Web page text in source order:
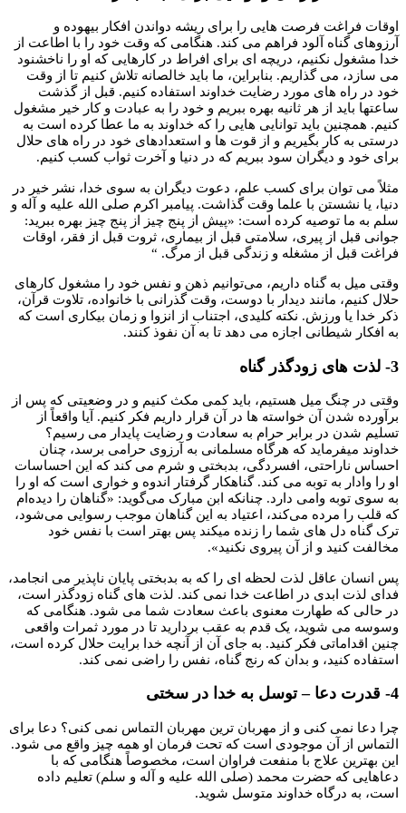
اوقات فراغت فرصت هایی را برای ریشه دواندن افکار بیهوده و
آرزوهای گناه آلود فراهم می کند. هنگامی که وقت خود را با اطاعت از
خدا مشغول نکنیم، دریچه ای برای افراط در کارهایی که او را ناخشنود
می سازد، می گذاریم. بنابراین، ما باید خالصانه تلاش کنیم تا از وقت
خود در راه های مورد رضایت خداوند استفاده کنیم. قبل از گذشت
ساعتها باید از هر ثانیه بهره ببریم و خود را به عبادت و کار خیر مشغول
کنیم. همچنین باید توانایی هایی را که خداوند به ما عطا کرده است به
درستی به کار بگیریم و از قوت ها و استعدادهای خود در راه های حلال
برای خود و دیگران سود ببریم که در دنیا و آخرت ثواب کسب کنیم.
مثلاً می توان برای کسب علم، دعوت دیگران به سوی خدا، نشر خیر در
دنیا، یا نشستن با علما وقت گذاشت. پیامبر اکرم صلی الله علیه و آله و
سلم به ما توصیه کرده است: «پیش از پنج چیز از پنج چیز بهره ببرید:
جوانی قبل از پیری، سلامتی قبل از بیماری، ثروت قبل از فقر، اوقات
فراغت قبل از مشغله و زندگی قبل از مرگ. “
وقتی میل به گناه داریم، می‌توانیم ذهن و نفس خود را مشغول کارهای
حلال کنیم، مانند دیدار با دوست، وقت گذرانی با خانواده، تلاوت قرآن،
ذکر خدا یا ورزش. نکته کلیدی، اجتناب از انزوا و زمان بیکاری است که
به افکار شیطانی اجازه می دهد تا به آن نفوذ کنند.
3- لذت های زودگذر گناه
وقتی در چنگ میل هستیم، باید کمی مکث کنیم و در وضعیتی که پس از
برآورده شدن آن خواسته ها در آن قرار داریم فکر کنیم. آیا واقعاً از
تسلیم شدن در برابر حرام به سعادت و رضایت پایدار می رسیم؟
خداوند میفرماید كه هرگاه مسلمانى به آرزوی حرامی برسد، چنان
احساس ناراحتى، افسردگى، بدبختى و شرم مى كند كه اين احساسات
او را وادار به توبه مى كند. گناهکار گرفتار اندوه و خواری است که او را
به سوی توبه وامی دارد. چنانکه ابن مبارک می‌گوید: «گناهان را دیده‌ام
که قلب را مرده می‌کند، اعتیاد به این گناهان موجب رسوایی می‌شود،
ترک گناه دل های شما را زنده میکند پس بهتر است با نفس خود
مخالفت کنید و از آن پیروی نکنید».
پس انسان عاقل لذت لحظه ای را که به بدبختی پایان ناپذیر می انجامد،
فدای لذت ابدی در اطاعت خدا نمی کند. لذت های گناه زودگذر است،
در حالی که طهارت معنوی باعث سعادت شما می شود. هنگامی که
وسوسه می شوید، یک قدم به عقب بردارید تا در مورد ثمرات واقعی
چنین اقداماتی فکر کنید. به جای آن از آنچه خدا برایت حلال کرده است،
استفاده کنید، و بدان که رنج گناه، نفس را راضی نمی کند.
4- قدرت دعا – توسل به خدا در سختی
چرا دعا نمی کنی و از مهربان ترین مهربان التماس نمی کنی؟ دعا برای
التماس از آن موجودی است که تحت فرمان او همه چیز واقع می شود.
این بهترین علاج با منفعت فراوان است، مخصوصاً هنگامی که با
دعاهایی که حضرت محمد (صلی الله علیه و آله و سلم) تعلیم داده
است، به درگاه خداوند متوسل شوید.